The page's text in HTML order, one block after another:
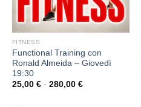
FITNESS
Functional Training con
Ronald Almeida – Giovedì
19:30
25,00 € - 280,00 €